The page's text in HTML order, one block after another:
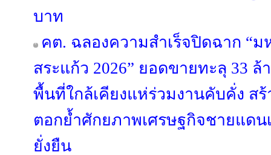
บาท
คต. ฉลองความสำเร็จปิดฉาก “
สระแก้ว 2026” ยอดขายทะลุ 33
พื้นที่ใกล้เคียงแห่ร่วมงานคับคั่ง ส
ตอกย้ำศักยภาพเศรษฐกิจชายแดน
ยั่งยืน